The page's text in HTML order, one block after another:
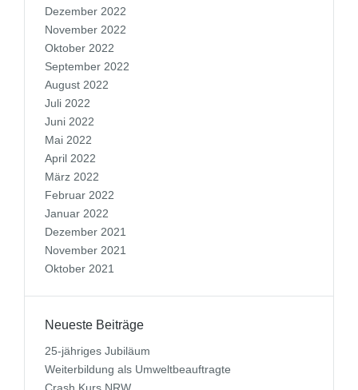
Dezember 2022
November 2022
Oktober 2022
September 2022
August 2022
Juli 2022
Juni 2022
Mai 2022
April 2022
März 2022
Februar 2022
Januar 2022
Dezember 2021
November 2021
Oktober 2021
Neueste Beiträge
25-jähriges Jubiläum
Weiterbildung als Umweltbeauftragte